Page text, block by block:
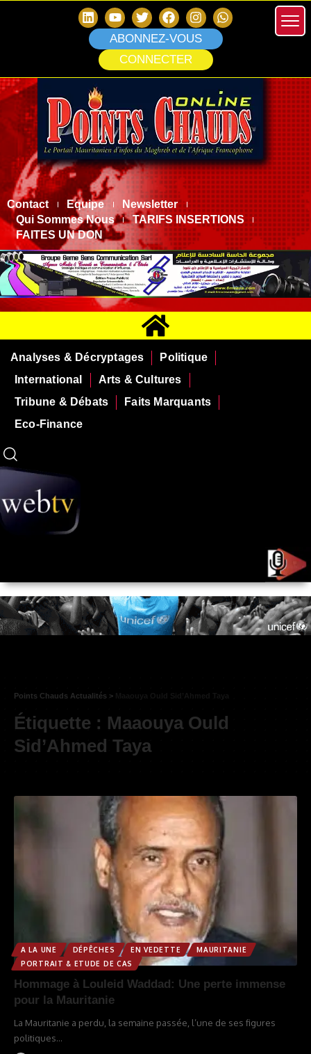
ABONNEZ-VOUS
CONNECTER
Contact Equipe
Newsletter
Qui Sommes Nous
TARIFS INSERTIONS
FAITES UN DON
Analyses & Décryptages
Politique
International
Arts & Cultures
Tribune & Débats
Faits Marquants
Eco-Finance
Points Chauds Actualités >
Étiquette : Maaouya Ould
Sid’Ahmed Taya
A LA UNE DÉPÊCHES EN VEDETTE
MAURITANIE
PORTRAIT & ETUDE DE CAS
Hommage à Louleid Waddad: Une perte immense
pour la Mauritanie
La Mauritanie a perdu, la semaine passée, l’une de ses figures
politiques…